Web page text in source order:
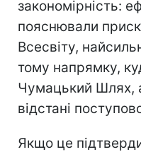
закономірність:
пояснювали
Всесвіту,
тому напрямку,
Чумацький Шлях,
відстані
Якщо це